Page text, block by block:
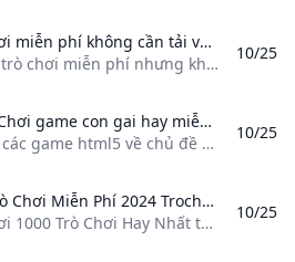
Tổng hợp trò chơi miễn phí không cần tải về và chơi ngay Trải nghiệm các trò chơi miễn phí nhưng không cần tải là phương án được nhiều tín đồ lựa chọn. Bạn có thể thực hiện điều này qua gợi ý sau.
Trải nghiệm các trò chơi miễn phí nhưng không cần tải là phương án được nhiều tín đồ lựa chọn. Bạn có thể thực hiện điều này qua gợi ý sau. Được biết, Y8 chính là một trong những nền tảng sở hữu số lượng trò chơi trực tuyến lớn nhất hiện nay. Đến với nền tảng này, bạn có thể chọn một số tựa game nổi bật sau: Đào Vàng Đào Vàng là một trong những trò chơi kinh điển và phổ biến nhất trong làng game trực tuyến.
10/25
Game Con gái - Chơi game con gai hay miễn phí Game con gái là các game html5 về chủ đề bạn gái dễ thương và xinh đẹp trò chơi con gái dành riêng cho các bạn con gái nữ tính miễn phí trên Game24h.vn
Game con gái là các game html5 về chủ đề bạn gái dễ thương và xinh đẹp, trò chơi con gái dành riêng cho các bạn con gái nữ tính miễn phí trên Game24h.vn
10/25
Trò Chơi 1000 Trò Chơi Miễn Phí 2024 Trochoi Net VN Hơn 1000 trò chơi 1000 Trò Chơi Hay Nhất tại trò chơi net VN. Những Trò Chơi 1000 Trò Chơi đình đám chơi trên điện thoại di động máy tính bảng PC Không Cần Cài Đặt.
Hơn 1000 trò chơi 1000 Trò Chơi Hay Nhất tại trò chơi net VN. Những Trò Chơi 1000 Trò Chơi đình đám chơi trên điện thoại di động, máy tính bảng, PC Không Cần Cài Đặt. Tất cả 16 trò chơi 1000 Trò Chơi Page 1 of 1 Antwar.ioTrận Chiến Người Que Hero Inc 2Liên Quân Arena BlockCây Đậu Phòng ThủNhà Hàng Người QueThẻ Bài Quái Vật: Monster DraftCưỡi Ngựa Bắn CungBắn Cung Peerless.
10/25